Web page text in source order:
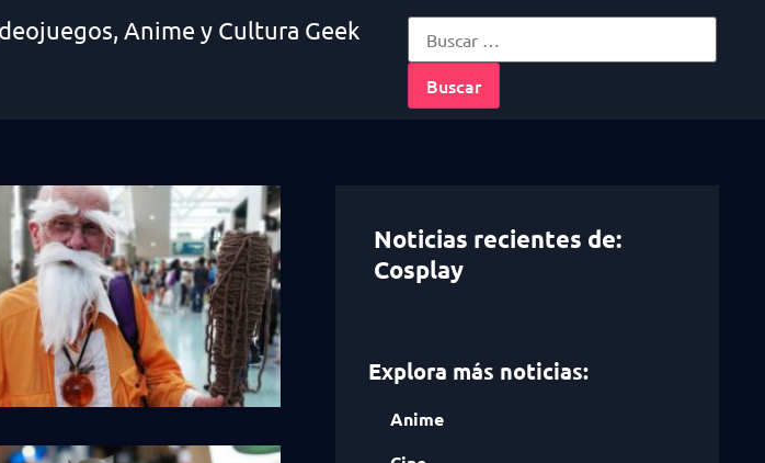
Anime y Cultura Geek
Noticias recientes de:
Cosplay
Explora más noticias:
Anime